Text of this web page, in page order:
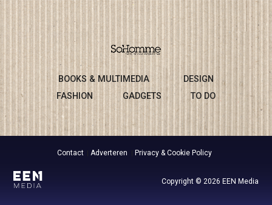
BOOKS & MULTIMEDIA
DESIGN
FASHION
GADGETS TO DO
Copyright © 2026 EEN Media
Contact Adverteren Privacy & Cookie Policy